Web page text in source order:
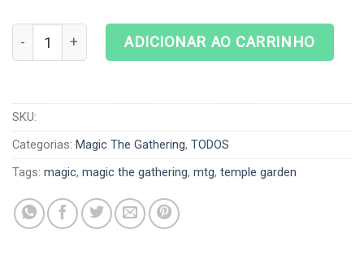
Playmat Magic The Gathering - Temple Garden
ADICIONAR AO CARRINHO
SKU:
Categorias: Magic The Gathering, TODOS
Tags: magic, magic the gathering, mtg, temple garden